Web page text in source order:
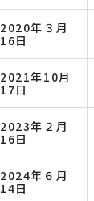
2020年３月
16日
2021年10月
17日
2023年２月
16日
2024年６月
14日